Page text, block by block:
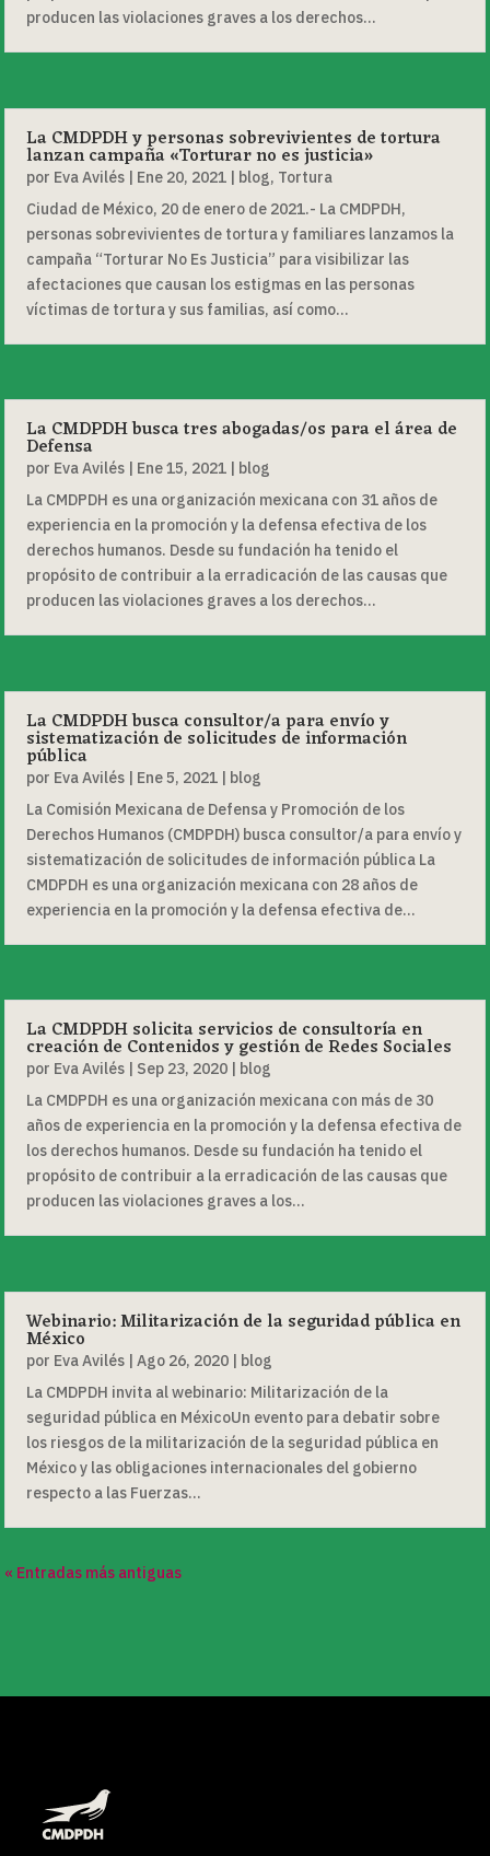
producen las violaciones graves a los derechos...
La CMDPDH y personas sobrevivientes de tortura
lanzan campaña «Torturar no es justicia»
por Eva Avilés | Ene 20, 2021 | blog, Tortura
Ciudad de México, 20 de enero de 2021.- La CMDPDH,
personas sobrevivientes de tortura y familiares lanzamos la
campaña “Torturar No Es Justicia” para visibilizar las
afectaciones que causan los estigmas en las personas
víctimas de tortura y sus familias, así como...
La CMDPDH busca tres abogadas/os para el área de
Defensa
por Eva Avilés Ene 15, 2021
blog
La CMDPDH es una organización mexicana con 31 años de
experiencia en la promoción y la defensa efectiva de los
derechos humanos. Desde su fundación ha tenido el
propósito de contribuir a la erradicación de las causas que
producen las violaciones graves a los derechos...
La CMDPDH busca consultor/a para envío y
sistematización de solicitudes de información
pública
por Eva Avilés | Ene 5, 2021 | blog
La Comisión Mexicana de Defensa y Promoción de los
Derechos Humanos (CMDPDH) busca consultor/a para envío y
sistematización de solicitudes de información pública La
CMDPDH es una organización mexicana con 28 años de
experiencia en la promoción y la defensa efectiva de...
La CMDPDH solicita servicios de consultoría en
creación de Contenidos y gestión de Redes Sociales
por Eva Avilés Sep 23, 2020
blog
La CMDPDH es una organización mexicana con más de 30
años de experiencia en la promoción y la defensa efectiva de
los derechos humanos. Desde su fundación ha tenido el
propósito de contribuir a la erradicación de las causas que
producen las violaciones graves a los...
Webinario: Militarización de la seguridad pública en
México
por Eva Avilés |Ago 26, 2020 | blog
La CMDPDH invita al webinario: Militarización de la
seguridad pública en MéxicoUn evento para debatir sobre
los riesgos de la militarización de la seguridad pública en
México y las obligaciones internacionales del gobierno
respecto a las Fuerzas...
« Entradas más antiguas